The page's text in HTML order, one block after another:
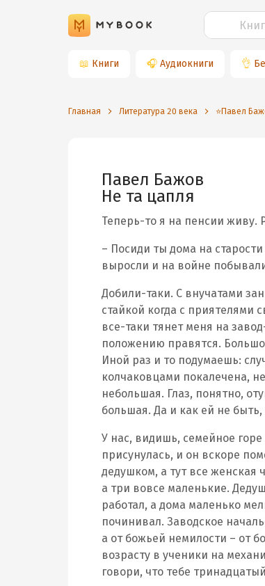
📖 Книги 🎧 Аудиокниги 👌
Главная Литература 20 века ⭐️Павел
Павел Бажов
Не та цапля
Теперь-то я на пенсии живу.
– Посиди ты дома на
выросли и на войне
Добили-таки. С внучатами
стайкой когда с приятелями
все-таки тянет меня на
положению правятся.
Иной раз и то подумаешь:
колчаковцами покалечена,
небольшая. Глаз, понятно,
большая. Да и как ей не быть,
У нас, видишь, семейное горе
присунулась, и он вскоре
дедушком, а тут все женская
а три вовсе маленькие.
работал, а дома маленько
починивал. Заводское
а от божьей немилости – от
возрасту в ученики на
говори, что тебе